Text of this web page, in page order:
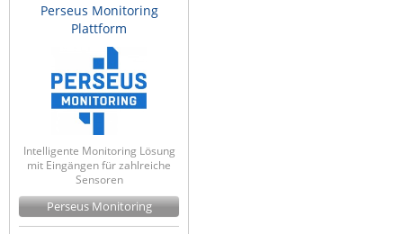
Perseus Monitoring
Plattform
Intelligente Monitoring Lösung
mit Eingängen für zahlreiche
Sensoren
Perseus Monitoring